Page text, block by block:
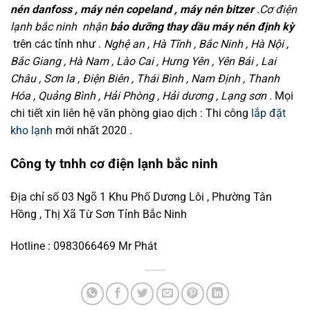
nén danfoss , máy nén copeland , máy nén bitzer.Cơ điện
lạnh bắc ninh nhậnbảo dưỡng thay dầu máy nén định kỳ
trên các tỉnh như . Nghệ an , Hà Tĩnh , Bắc Ninh , Hà Nội ,
Bắc Giang , Hà Nam , Lào Cai , Hưng Yên , Yên Bái , Lai
Châu , Sơn la , Điện Biên , Thái Bình , Nam Định , Thanh
Hóa , Quảng Bình , Hải Phòng , Hải dương , Lạng sơn . Mọi
chi tiết xin liên hệ văn phòng giao dịch : Thi công lắp đặt
kho lạnh mới nhất 2020 .
Công ty tnhh cơ điện lạnh bắc ninh
Địa chỉ số 03 Ngõ 1 Khu Phố Dương Lôi , Phường Tân
Hồng , Thị Xã Từ Sơn Tỉnh Bắc Ninh
Hotline : 0983066469 Mr Phát